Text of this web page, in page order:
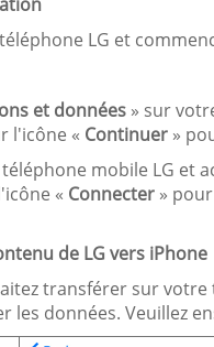
LG et
et données » sur
l'icône « Continuer »
mobile LG et
« Connecter »
de LG vers iPhone
transférer sur
les données. Veuillez